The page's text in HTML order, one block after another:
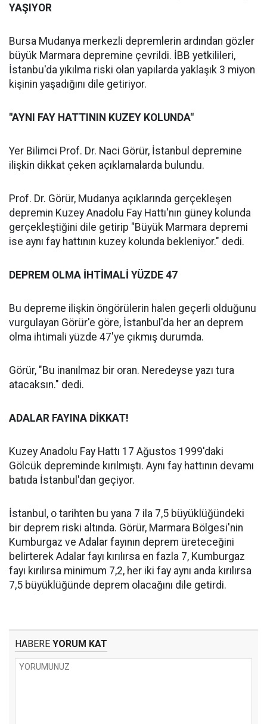
YAŞIYOR
Bursa Mudanya merkezli depremlerin ardından gözler
büyük Marmara depremine çevrildi. İBB yetkilileri,
İstanbu'da yıkılma riski olan yapılarda yaklaşık 3 miyon
kişinin yaşadığını dile getiriyor.
"AYNI FAY HATTININ KUZEY KOLUNDA"
Yer Bilimci Prof. Dr. Naci Görür, İstanbul depremine
ilişkin dikkat çeken açıklamalarda bulundu.
Prof. Dr. Görür, Mudanya açıklarında gerçekleşen
depremin Kuzey Anadolu Fay Hattı'nın güney kolunda
gerçekleştiğini dile getirip "Büyük Marmara depremi
ise aynı fay hattının kuzey kolunda bekleniyor." dedi.
DEPREM OLMA İHTİMALİ YÜZDE 47
Bu depreme ilişkin öngörülerin halen geçerli olduğunu
vurgulayan Görür'e göre, İstanbul'da her an deprem
olma ihtimali yüzde 47'ye çıkmış durumda.
Görür, "Bu inanılmaz bir oran. Neredeyse yazı tura
atacaksın." dedi.
ADALAR FAYINA DİKKAT!
Kuzey Anadolu Fay Hattı 17 Ağustos 1999'daki
Gölcük depreminde kırılmıştı. Aynı fay hattının devamı
batıda İstanbul'dan geçiyor.
İstanbul, o tarihten bu yana 7 ila 7,5 büyüklüğündeki
bir deprem riski altında. Görür, Marmara Bölgesi'nin
Kumburgaz ve Adalar fayının deprem üreteceğini
belirterek Adalar fayı kırılırsa en fazla 7, Kumburgaz
fayı kırılırsa minimum 7,2, her iki fay aynı anda kırılırsa
7,5 büyüklüğünde deprem olacağını dile getirdi.
HABERE YORUM KAT